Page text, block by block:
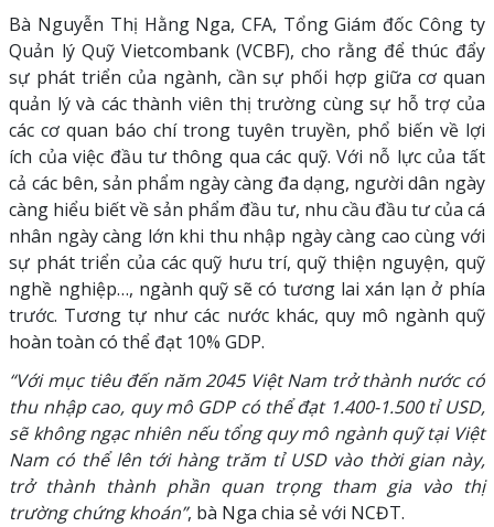
Bà Nguyễn Thị Hằng Nga, CFA, Tổng Giám đốc Công ty
Quản lý Quỹ Vietcombank (VCBF), cho rằng để thúc đẩy
sự phát triển của ngành, cần sự phối hợp giữa cơ quan
quản lý và các thành viên thị trường cùng sự hỗ trợ của
các cơ quan báo chí trong tuyên truyền, phổ biến về lợi
ích của việc đầu tư thông qua các quỹ. Với nỗ lực của tất
cả các bên, sản phẩm ngày càng đa dạng, người dân ngày
càng hiểu biết về sản phẩm đầu tư, nhu cầu đầu tư của cá
nhân ngày càng lớn khi thu nhập ngày càng cao cùng với
sự phát triển của các quỹ hưu trí, quỹ thiện nguyện, quỹ
nghề nghiệp…, ngành quỹ sẽ có tương lai xán lạn ở phía
trước. Tương tự như các nước khác, quy mô ngành quỹ
hoàn toàn có thể đạt 10% GDP.
“Với mục tiêu đến năm 2045 Việt Nam trở thành nước có
thu nhập cao, quy mô GDP có thể đạt 1.400-1.500 tỉ USD,
sẽ không ngạc nhiên nếu tổng quy mô ngành quỹ tại Việt
Nam có thể lên tới hàng trăm tỉ USD vào thời gian này,
trở thành thành phần quan trọng tham gia vào thị
trường chứng khoán”, bà Nga chia sẻ với NCĐT.